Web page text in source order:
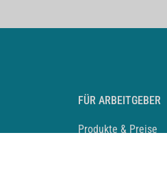
FÜR ARBEITGEBER
Produkte & Preise